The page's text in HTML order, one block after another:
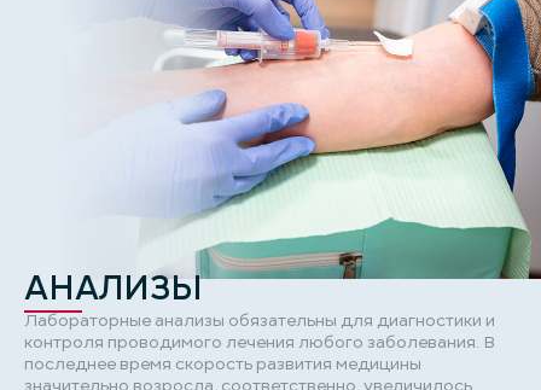
АНАЛИЗЫ
Лабораторные анализы обязательны для диагностики и
контроля проводимого лечения любого заболевания. В
последнее время скорость развития медицины